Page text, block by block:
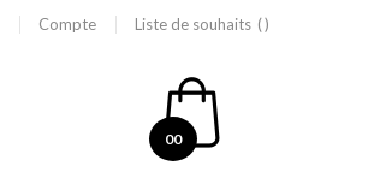
Compte Liste de souhaits
00